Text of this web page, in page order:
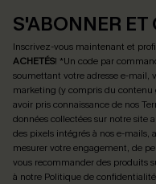
S'ABONNER ET
Inscrivez-vous maintenant et
ACHETÉS! *Un code par
soumettant votre adresse e-mail,
marketing (y compris du contenu
avoir pris connaissance de nos
données collectées sur notre site
des pixels intégrés à nos e-mails,
mesurer votre engagement, de
vous recommander des produits
à notre Politique de confidentialité